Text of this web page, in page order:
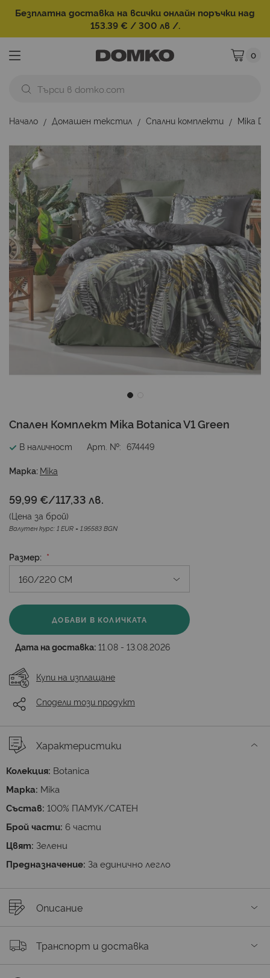
Безплатна доставка на всички онлайн поръчки над
153.39 € / 300 лв /.
Моята
0
Начало Домашен текстил Спални комплекти
Mika
края
на
галерията
на
изображенията
Преминете
началото
галерия
снимки
Спален Комплект Mika Botanica V1 Green
В наличност Арт. № 674449
Марка: Mika
59,99 €/117,33 лв.
(Цена за брой)
Валутен курс: 1 EUR = 1.95583 BGN
Размер
ДОБАВИ В КОЛИЧКАТА
Дата на доставка: 11.08 - 13.08.2026
Купи на изплащане
Сподели този продукт
Характеристики
Колекция: Botanica
Марка: Mika
Състав: 100% ПАМУК/САТЕН
Брой части: 6 части
Цвят: Зелени
Предназначение: За единично легло
Описание
Транспорт и доставка